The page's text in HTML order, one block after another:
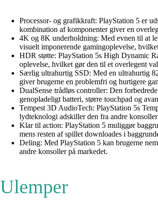
Processor- og grafikkraft: PlayStation 5 er
kombination af komponenter giver en
4K og 8K underholdning: Med evnen til at
visuelt imponerende gamingoplevelse,
HDR støtte: PlayStation 5s High Dynamic
oplevelse, hvilket gør den til et overlegent
Særlig ultrahurtig SSD: Med en ultrahurtig
giver brugerne en problemfri og hurtigere
DualSense trådløs controller: Den
genopladeligt batteri, større touchpad og
Tempest 3D AudioTech: PlayStation 5s
lydteknologi adskiller den fra andre
Klar til action: PlayStation 5 muliggør
mens resten af spillet downloades i
Deling: Med PlayStation 5 kan brugerne
andre konsoller på markedet.
Ulemper